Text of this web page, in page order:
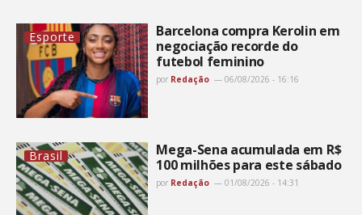
Esporte
Barcelona compra Kerolin em
negociação recorde do
futebol feminino
por Redação 06/08/2026 - 16:16
Brasil
Mega-Sena acumulada em R$
100 milhões para este sábado
por Redação 01/08/2026 - 14:31